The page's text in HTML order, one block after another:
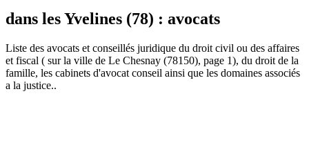
dans les Yvelines (78) : avocats
Liste des avocats et conseillés juridique du droit civil ou des affaires
et fiscal ( sur la ville de Le Chesnay (78150), page 1), du droit de la
famille, les cabinets d'avocat conseil ainsi que les domaines associés
a la justice..